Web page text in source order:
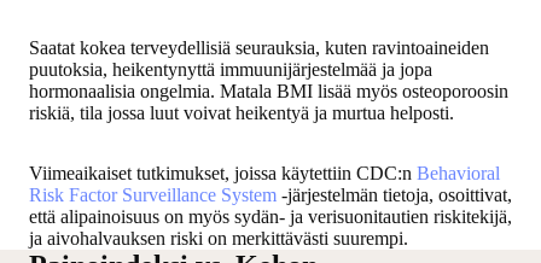
Saatat kokea terveydellisiä seurauksia, kuten ravintoaineiden
puutoksia, heikentynyttä immuunijärjestelmää ja jopa
hormonaalisia ongelmia. Matala BMI lisää myös osteoporoosin
riskiä, tila jossa luut voivat heikentyä ja murtua helposti.
Viimeaikaiset tutkimukset, joissa käytettiin CDC:n Behavioral
Risk Factor Surveillance System -järjestelmän tietoja, osoittivat,
että alipainoisuus on myös sydän- ja verisuonitautien riskitekijä,
ja aivohalvauksen riski on merkittävästi suurempi.